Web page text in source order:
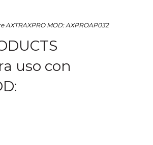
AXTRAXPRO MOD: AXPROAP032
uso con